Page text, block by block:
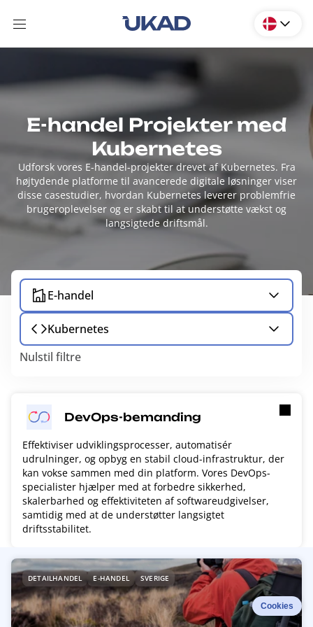
E-handel Projekter med
Kubernetes
Udforsk vores E-handel-projekter drevet af Kubernetes. Fra
højtydende platforme til avancerede digitale løsninger viser
disse casestudier, hvordan Kubernetes leverer problemfrie
brugeroplevelser og er skabt til at understøtte vækst og
langsigtede driftsmål.
E-handel
Kubernetes
Nulstil filtre
DevOps-bemanding
Effektiviser udviklingsprocesser, automatisér
udrulninger, og opbyg en stabil cloud-infrastruktur, der
kan vokse sammen med din platform. Vores DevOps-
specialister hjælper med at forbedre sikkerhed,
skalerbarhed og effektiviteten af softwareudgivelser,
samtidig med at de understøtter langsigtet
driftsstabilitet.
R
a
d
DETAILHANDEL E-HANDEL SVERIGE
Cookies